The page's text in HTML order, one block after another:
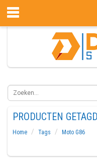
PRODUCTEN
Home Tags
Moto G86